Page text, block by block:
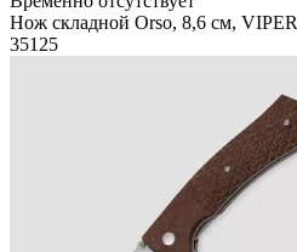
Нож складной Orso, 8,6 см, VIPER
35125